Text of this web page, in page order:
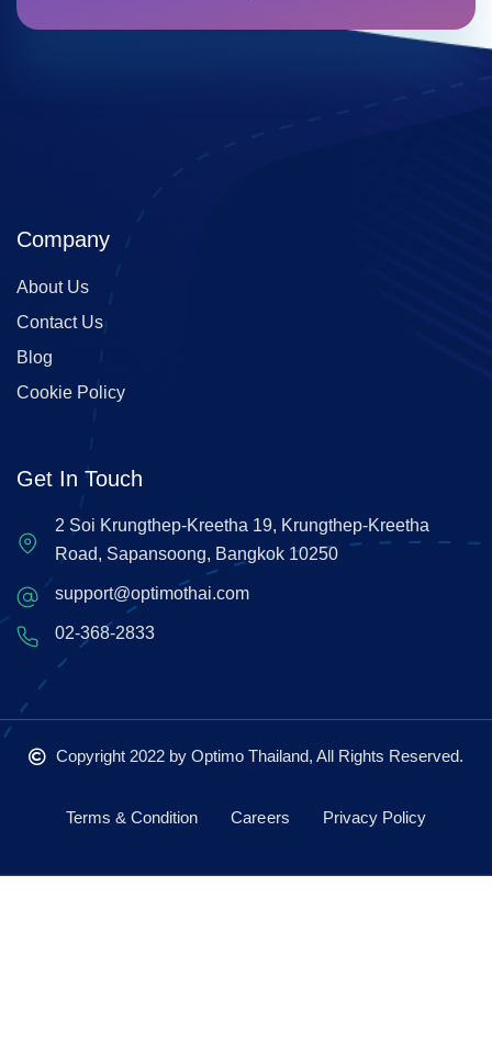
Company
About Us
Contact Us
Blog
Cookie Policy
Get In Touch
2 Soi Krungthep-Kreetha 19, Krungthep-Kreetha
Road, Sapansoong, Bangkok 10250
support@optimothai.com
02-368-2833
Copyright 2022 by Optimo Thailand, All Rights Reserved.
Terms & Condition Careers Privacy Policy